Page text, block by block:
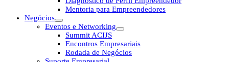
Mentoria para Empreendedores
Negócios
Eventos e Networking
Summit ACIJS
Encontros Empresariais
Rodada de Negócios